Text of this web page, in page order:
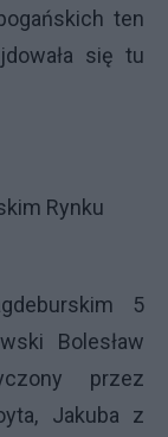
ten
się tu
Rynku
5
Bolesław
przez
Jakuba z